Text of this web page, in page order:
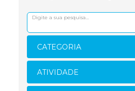
CATEGORIA
ATIVIDADE